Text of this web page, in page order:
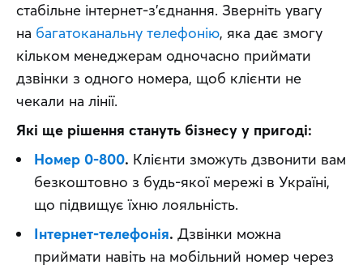
стабільне інтернет-з’єднання. Зверніть увагу
на багатоканальну телефонію, яка дає змогу
кільком менеджерам одночасно приймати
дзвінки з одного номера, щоб клієнти не
чекали на лінії.
Які ще рішення стануть бізнесу у пригоді:
Номер 0-800. Клієнти зможуть дзвонити вам
безкоштовно з будь-якої мережі в Україні,
що підвищує їхню лояльність.
Інтернет-телефонія. Дзвінки можна
приймати навіть на мобільний номер через